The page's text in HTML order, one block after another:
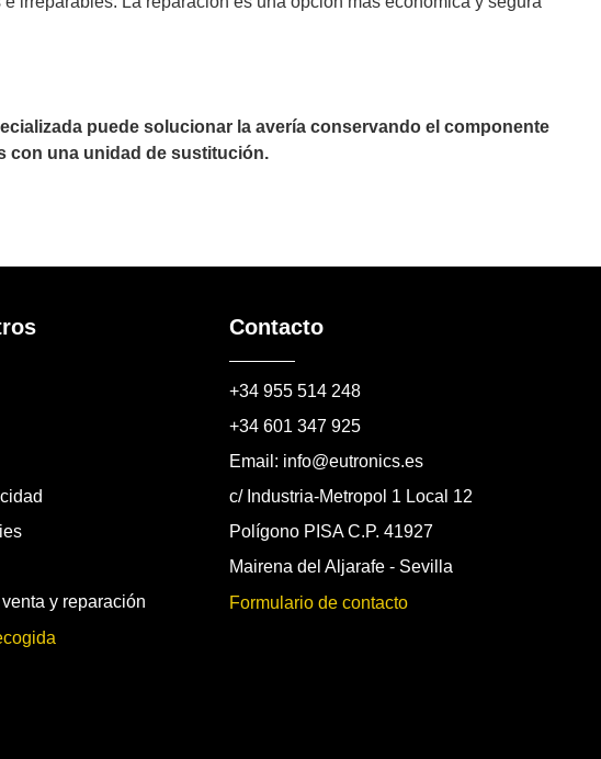
puede solucionar la avería conservando el componente
con una unidad de sustitución.
y reparación
Contacto
+34 955 514 248
+34 601 347 925
Email: info@eutronics.es
c/ Industria-Metropol 1 Local 12
Polígono PISA C.P. 41927
Mairena del Aljarafe - Sevilla
Formulario de contacto